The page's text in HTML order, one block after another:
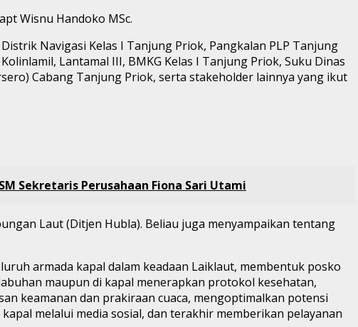
Wisnu Handoko MSc.
Navigasi Kelas I Tanjung Priok, Pangkalan PLP Tanjung
Lantamal III, BMKG Kelas I Tanjung Priok, Suku Dinas
Cabang Tanjung Priok, serta stakeholder lainnya yang ikut
Sekretaris Perusahaan Fiona Sari Utami
Laut (Ditjen Hubla). Beliau juga menyampaikan tentang
armada kapal dalam keadaan Laiklaut, membentuk posko
maupun di kapal menerapkan protokol kesehatan,
keamanan dan prakiraan cuaca, mengoptimalkan potensi
melalui media sosial, dan terakhir memberikan pelayanan